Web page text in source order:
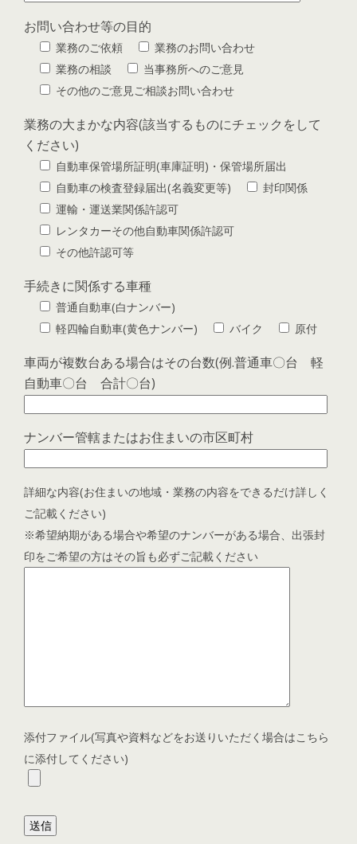
お問い合わせ等の目的
業務のご依頼
業務のお問い合わせ
業務の相談
当事務所へのご意見
その他のご意見ご相談お問い合わせ
業務の大まかな内容(該当するものにチェックをして
ください)
自動車保管場所証明(車庫証明)・保管場所届出
自動車の検査登録届出(名義変更等)
封印関係
運輸・運送業関係許認可
レンタカーその他自動車関係許認可
その他許認可等
手続きに関係する車種
普通自動車(白ナンバー)
軽四輪自動車(黄色ナンバー)
バイク 原付
車両が複数台ある場合はその台数(例.普通車〇台 軽
自動車〇台 合計〇台)
ナンバー管轄またはお住まいの市区町村
詳細な内容(お住まいの地域・業務の内容をできるだけ詳しく
ご記載ください)
※希望納期がある場合や希望のナンバーがある場合、出張封
印をご希望の方はその旨も必ずご記載ください
添付ファイル(写真や資料などをお送りいただく場合はこちら
に添付してください)